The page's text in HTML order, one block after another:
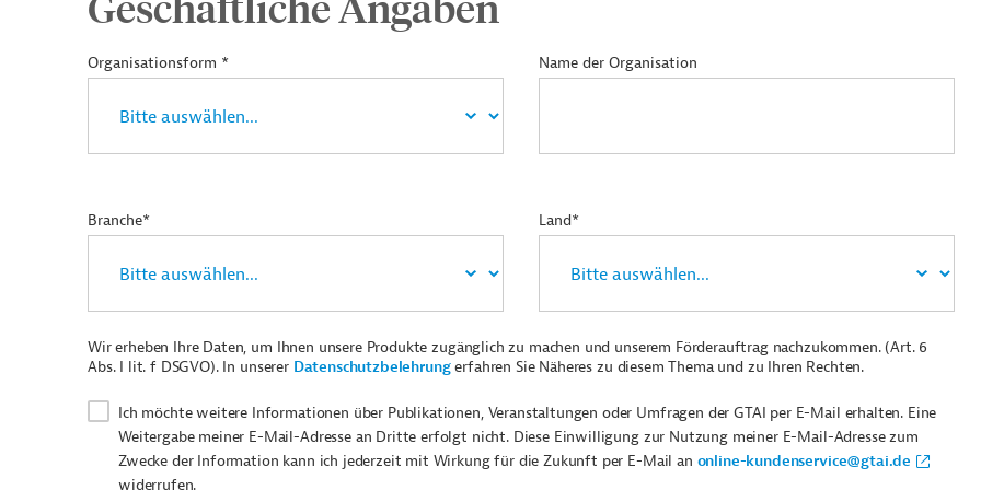
Organisationsform * Name der Organisation
Branche* Land*
Wir erheben Ihre Daten, um Ihnen unsere Produkte zugänglich zu machen und unserem Förderauftrag nachzukommen. (Art. 6
Abs. I lit. f DSGVO). In unserer Datenschutzbelehrungerfahren Sie Näheres zu diesem Thema und zu Ihren Rechten.
Ich möchte weitere Informationen über Publikationen, Veranstaltungen oder Umfragen der GTAI per E-Mail erhalten. Eine
Weitergabe meiner E-Mail-Adresse an Dritte erfolgt nicht. Diese Einwilligung zur Nutzung meiner E-Mail-Adresse zum
Zwecke der Information kann ich jederzeit mit Wirkung für die Zukunft per E-Mail an online-kundenservice@gtai.de
widerrufen.